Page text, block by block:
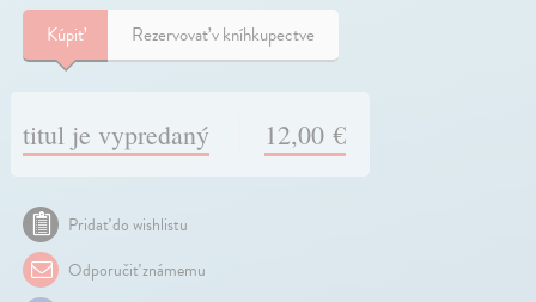
Kúpiť Rezervovať v kníhkupectve
titul je vypredaný 12,00 €
Pridať do wishlistu
Odporučiť známemu